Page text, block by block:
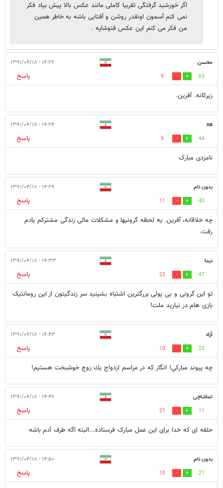
اگر خورشید گرفتگی تقریبا کاملی مانند عکس بالا پیش بیاد فکر
نمی کنم آسمون اونقدر روشن و آفتابی باشه به خاطر همین
من فکر می کنم این عکس فتوشاپه .
محسن ۱۴:۲۲ - ۱۳۹۱/۰۴/۱۸
63
9
پاسخ
زیرکانه. آفرین.
oa ۱۴:۲۴ - ۱۳۹۱/۰۴/۱۸
44
9
پاسخ
نامزدی مبارک
بدون نام ۱۴:۲۹ - ۱۳۹۱/۰۴/۱۸
40
11
پاسخ
چه خلاقانه، آفرین. یه لحظه گرونیها و مشکلات مالی زندگی مشترکم یادم
رفت.
نیما ۱۴:۳۳ - ۱۳۹۱/۰۴/۱۸
47
23
پاسخ
تو این گرونی و بی پولی بزرگترین اشتباه بشینید سر زندگیتون از این رومانتیک
بازی هام در نیارید ملت!
آزاد ۱۴:۴۳ - ۱۳۹۱/۰۴/۱۸
25
10
پاسخ
چه پيوند مباركي! انگار كه در مراسم ازدواج يك زوج خوشبخت هستيم!
تماشاچی ۱۴:۴۷ - ۱۳۹۱/۰۴/۱۸
11
21
پاسخ
حلقه ای که خدا برای این عمل مبارک فرستاده...البته اگه طرف آدم باشه
بدون نام ۱۴:۵۰ - ۱۳۹۱/۰۴/۱۸
21
10
پاسخ